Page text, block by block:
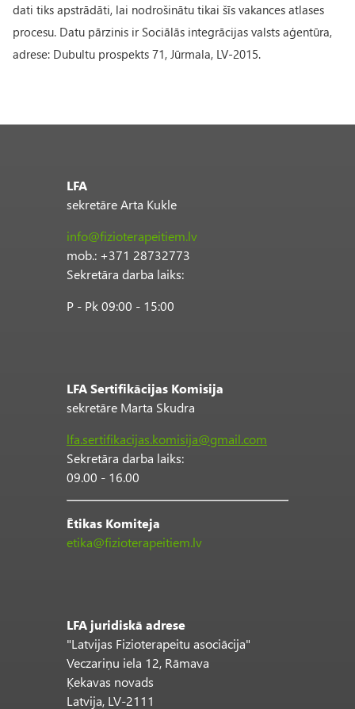
dati tiks apstrādāti, lai nodrošinātu tikai šīs vakances atlases
procesu. Datu pārzinis ir Sociālās integrācijas valsts aģentūra,
adrese: Dubultu prospekts 71, Jūrmala, LV-2015.
LFA
sekretāre Arta Kukle
info@fizioterapeitiem.lv
mob.: +371 28732773
Sekretāra darba laiks:
P - Pk 09:00 - 15:00
LFA Sertifikācijas Komisija
sekretāre Marta Skudra
lfa.sertifikacijas.komisija@gmail.com
Sekretāra darba laiks:
09.00 - 16.00
Ētikas Komiteja
etika@fizioterapeitiem.lv
LFA juridiskā adrese
"Latvijas Fizioterapeitu asociācija"
Veczariņu iela 12, Rāmava
Ķekavas novads
Latvija, LV-2111